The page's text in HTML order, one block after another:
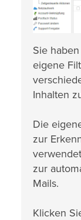
Sie
eigene
Inhalten
Die
zur
zur
Mails.
Klicken